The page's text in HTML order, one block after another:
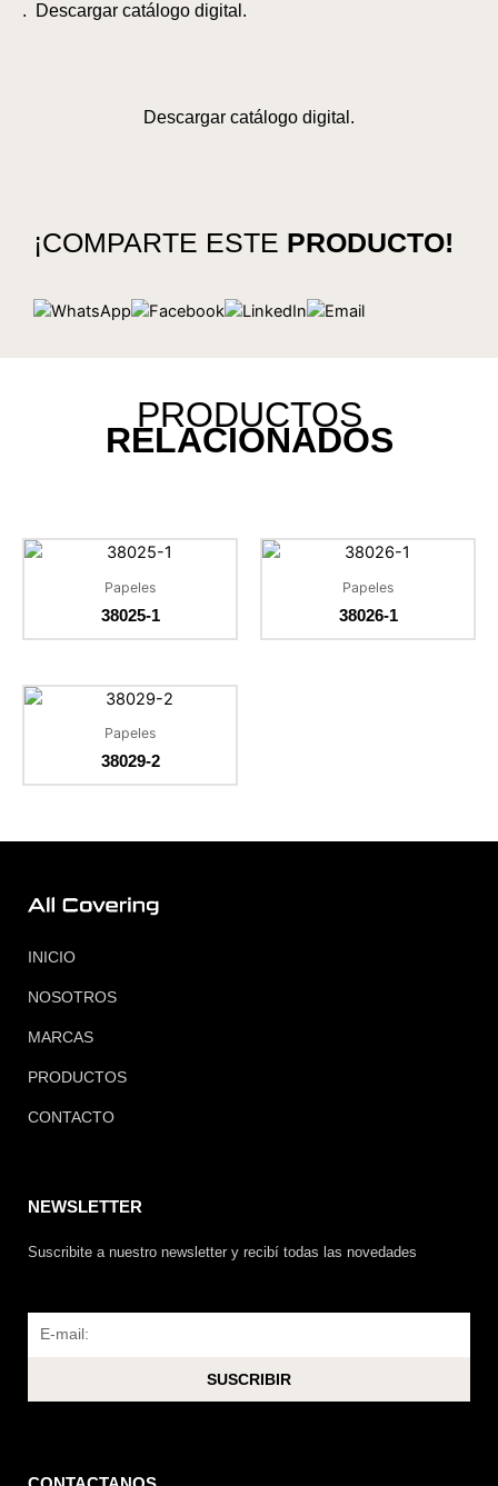
. Descargar catálogo digital.
Descargar catálogo digital.
¡COMPARTE ESTE PRODUCTO!
PRODUCTOS
RELACIONADOS
Papeles
38025-1
Papeles
38026-1
Papeles
38029-2
INICIO
NOSOTROS
MARCAS
PRODUCTOS
CONTACTO
NEWSLETTER
Suscribite a nuestro newsletter y recibí todas las novedades
SUSCRIBIR